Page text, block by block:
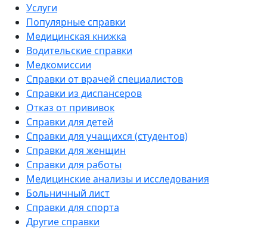
Услуги
Популярные справки
Медицинская книжка
Водительские справки
Медкомиссии
Справки от врачей специалистов
Справки из диспансеров
Отказ от прививок
Справки для детей
Справки для учащихся (студентов)
Справки для женщин
Справки для работы
Медицинские анализы и исследования
Больничный лист
Справки для спорта
Другие справки